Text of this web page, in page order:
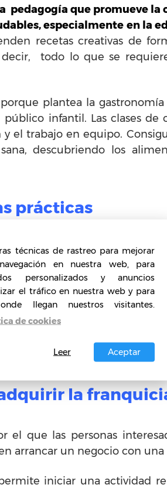
pedagogía que promueve la
especialmente en la
recetas creativas de
decir, todo lo que se
plantea la
infantil. Las clases de
el trabajo en equipo.
descubriendo los
prácticas
recetas prácticas y
medidas que les
Igualmente, con esta idea el
y talleres de cocina
manejar los alimentos de
para que los niños dejen
la
el que las personas
arrancar un negocio con
iniciar una actividad
técnicas de rastreo para mejorar
en nuestra web, para
personalizados y anuncios
el tráfico en nuestra web y para
llegan nuestros visitantes.
de cookies
Aceptar
Leer